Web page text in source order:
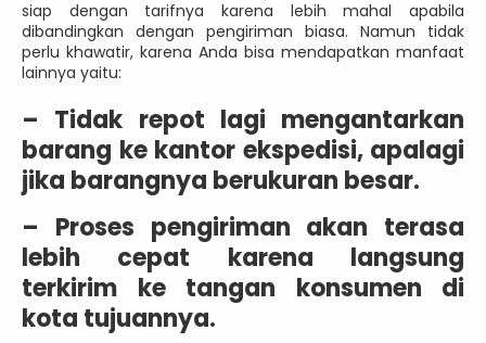
siap dengan tarifnya karena lebih mahal apabila
dibandingkan dengan pengiriman biasa. Namun tidak
perlu khawatir, karena Anda bisa mendapatkan manfaat
lainnya yaitu:
– Tidak repot lagi mengantarkan
barang ke kantor ekspedisi, apalagi
jika barangnya berukuran besar.
– Proses pengiriman akan terasa
lebih cepat karena langsung
terkirim ke tangan konsumen di
kota tujuannya.